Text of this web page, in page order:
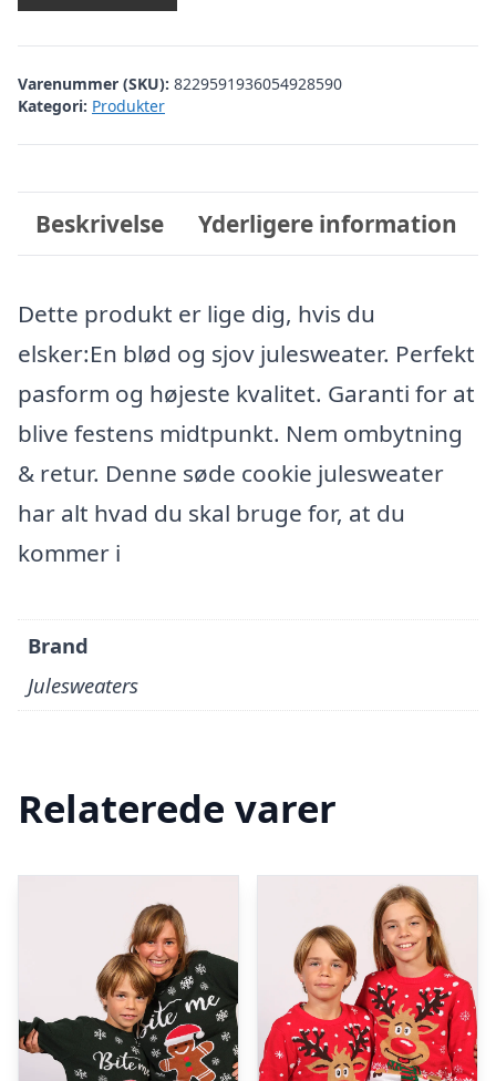
Varenummer (SKU): 8229591936054928590
Kategori: Produkter
Beskrivelse Yderligere information
Dette produkt er lige dig, hvis du
elsker:En blød og sjov julesweater. Perfekt
pasform og højeste kvalitet. Garanti for at
blive festens midtpunkt. Nem ombytning
& retur. Denne søde cookie julesweater
har alt hvad du skal bruge for, at du
kommer i
Brand
Julesweaters
Relaterede varer